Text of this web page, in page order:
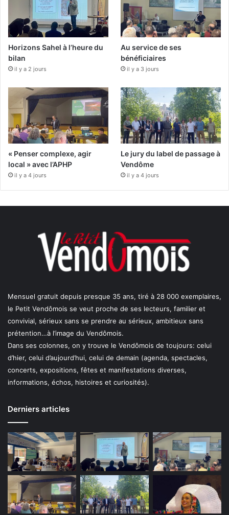
Horizons Sahel à l’heure du
bilan
il y a 2 jours
Au service de ses
bénéficiaires
il y a 3 jours
« Penser complexe, agir
local » avec l’APHP
il y a 4 jours
Le jury du label de passage à
Vendôme
il y a 4 jours
Mensuel gratuit depuis presque 35 ans, tiré à 28 000 exemplaires,
le Petit Vendômois se veut proche de ses lecteurs, familier et
convivial, sérieux sans se prendre au sérieux, ambitieux sans
prétention…à l’image du Vendômois.
Dans ses colonnes, on y trouve le Vendômois de toujours: celui
d’hier, celui d’aujourd’hui, celui de demain (agenda, spectacles,
concerts, expositions, fêtes et manifestations diverses,
informations, échos, histoires et curiosités).
Derniers articles